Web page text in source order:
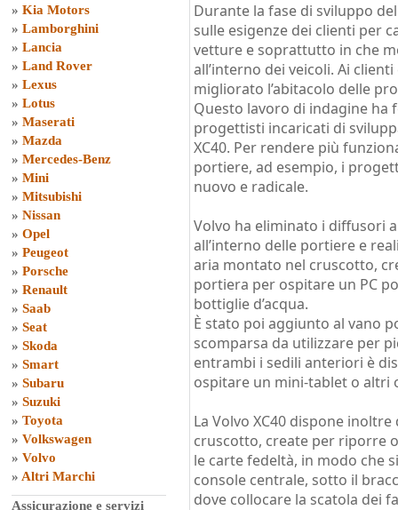
» Kia Motors
» Lamborghini
» Lancia
» Land Rover
» Lexus
» Lotus
» Maserati
» Mazda
» Mercedes-Benz
» Mini
» Mitsubishi
» Nissan
» Opel
» Peugeot
» Porsche
» Renault
» Saab
» Seat
» Skoda
» Smart
» Subaru
» Suzuki
» Toyota
» Volkswagen
» Volvo
» Altri Marchi
Assicurazione e servizi
Durante la fase di sviluppo
sulle esigenze dei clienti per
vetture e soprattutto in che
all’interno dei veicoli. Ai
migliorato l’abitacolo delle
Questo lavoro di indagine
progettisti incaricati di
XC40. Per rendere più
portiere, ad esempio, i
nuovo e radicale.
Volvo ha eliminato i diffusori
all’interno delle portiere e
aria montato nel cruscotto,
portiera per ospitare un PC
bottiglie d’acqua.
È stato poi aggiunto al vano
scomparsa da utilizzare per
entrambi i sedili anteriori è
ospitare un mini-tablet o altri
La Volvo XC40 dispone
cruscotto, create per riporre
le carte fedeltà, in modo che
console centrale, sotto il
dove collocare la scatola dei